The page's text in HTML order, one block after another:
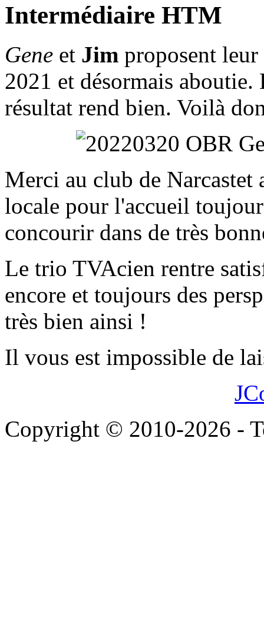
Intermédiaire HTM
Gene et Jim proposent leur
2021 et désormais
résultat rend bien. Voilà
Merci au club de
locale pour l'accueil
concourir dans de très
Le trio TVAcien rentre
encore et toujours des
très bien ainsi !
Il vous est impossible de
Copyright © 2010-2026 -